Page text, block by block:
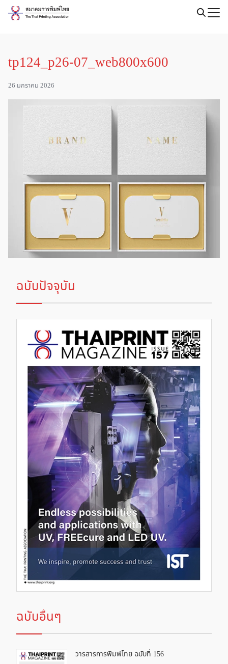
Skip
tp124_p26-07_web800x600
26 มกราคม 2026
ฉบับปัจจุบัน
ฉบับอื่นๆ
วารสารการพิมพ์ไทย ฉบับที่ 156